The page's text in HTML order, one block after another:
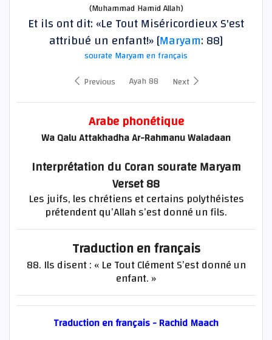
(Muhammad Hamid Allah)
Et ils ont dit: «Le Tout Miséricordieux S'est
attribué un enfant!» [Maryam: 88]
sourate Maryam en français
Previous
Ayah 88 Next
Arabe phonétique
Wa Qalu Attakhadha Ar-Rahmanu Waladaan
Interprétation du Coran sourate Maryam
Verset 88
Les juifs, les chrétiens et certains polythéistes
prétendent qu’Allah s’est donné un fils.
Traduction en français
88. Ils disent : « Le Tout Clément S’est donné un
enfant. »
Traduction en français - Rachid Maach